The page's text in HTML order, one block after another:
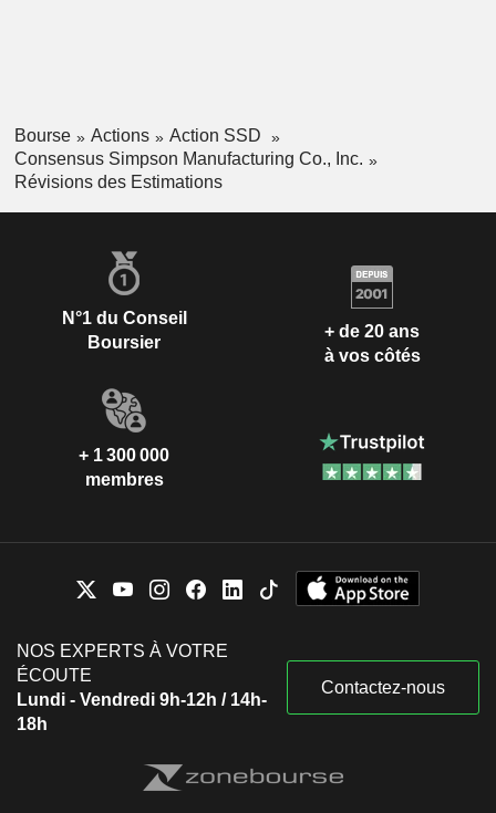
Bourse Actions
Action SSD
Consensus Simpson Manufacturing Co., Inc.
Révisions des Estimations
N°1 du Conseil
Boursier
+ de 20 ans
à vos côtés
+ 1 300 000
membres
NOS EXPERTS À VOTRE
ÉCOUTE
Lundi - Vendredi 9h-12h / 14h-
18h
Contactez-nous